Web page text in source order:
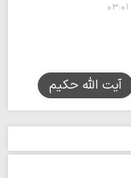
آیت الله حکیم